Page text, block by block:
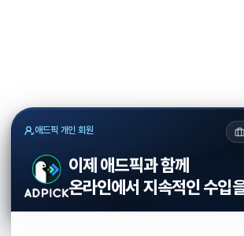
애드픽 개인 회원
이제 애드픽과 함께
온라인에서 지속적인 수입